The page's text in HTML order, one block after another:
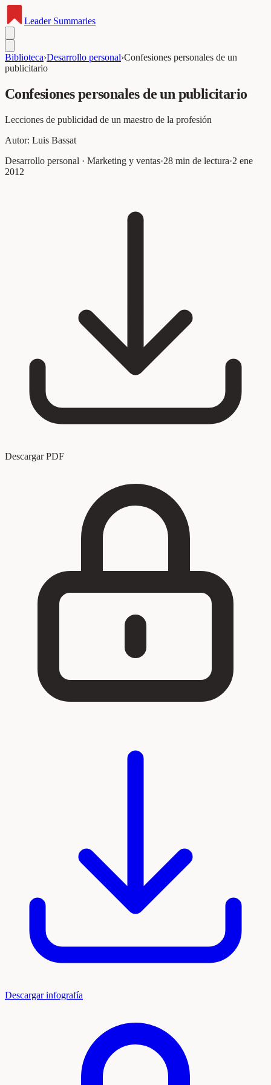
LeaderSummaries
Biblioteca›Desarrollo personal›Confesiones personales de un
publicitario
Confesiones personales de un publicitario
Lecciones de publicidad de un maestro de la profesión
Autor: Luis Bassat
Desarrollo personal · Marketing y ventas·28 min de lectura·2 ene
2012
Descargar PDF
Descargar infografía